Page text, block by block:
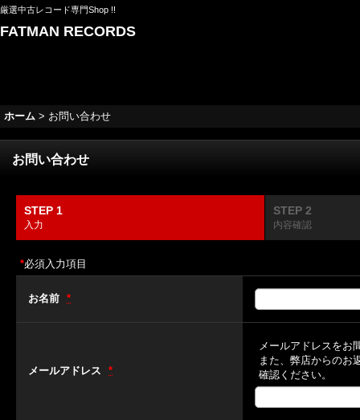
厳選中古レコード専門Shop !!
FATMAN RECORDS
ホーム > お問い合わせ
お問い合わせ
STEP 1
入力
STEP 2
内容確認
*必須入力項目
お名前 *
メールアドレス *
メールアドレスをお
また、弊店からのお
確認ください。